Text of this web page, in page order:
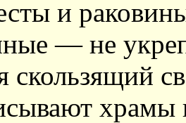
и
— не
скользящий
храмы